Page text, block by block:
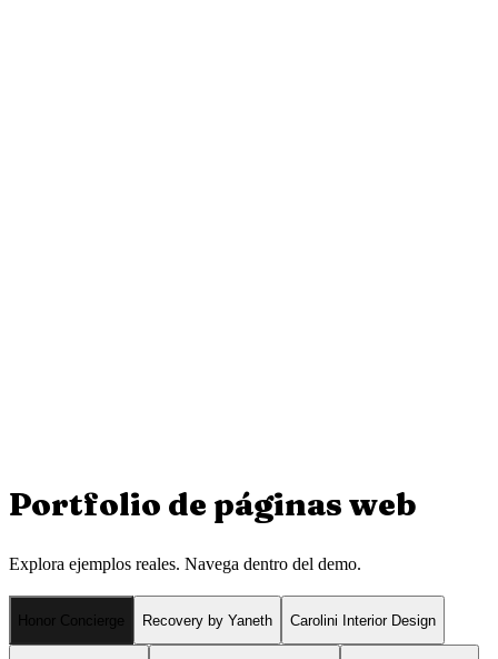
Portfolio de páginas web
Explora ejemplos reales. Navega dentro del demo.
Honor Concierge Recovery by Yaneth Carolini Interior Design